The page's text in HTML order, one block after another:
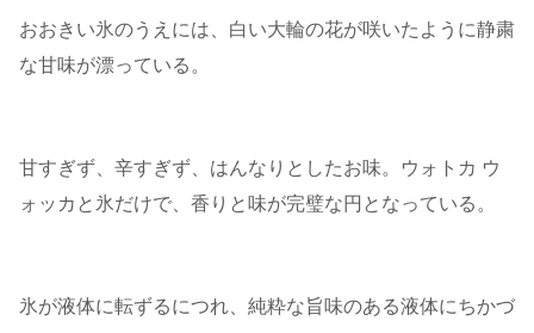
おおきい氷のうえには、白い大輪の花が咲いたように静粛
な甘味が漂っている。
甘すぎず、辛すぎず、はんなりとしたお味。ウォトカ ウ
ォッカと氷だけで、香りと味が完璧な円となっている。
氷が液体に転ずるにつれ、純粋な旨味のある液体にちかづ